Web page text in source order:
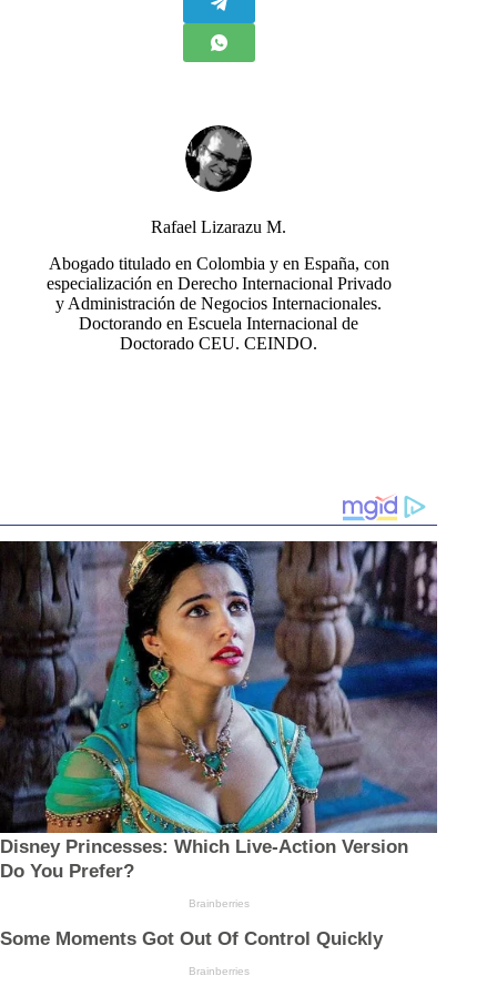
Rafael Lizarazu M.
Abogado titulado en Colombia y en España, con
especialización en Derecho Internacional Privado
y Administración de Negocios Internacionales.
Doctorando en Escuela Internacional de
Doctorado CEU. CEINDO.